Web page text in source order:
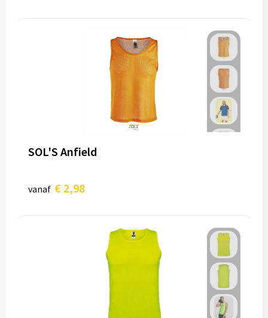
SOL'S Anfield
vanaf € 2,98